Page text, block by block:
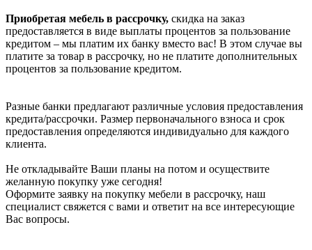
Приобретая мебель в рассрочку, скидка на заказ
предоставляется в виде выплаты процентов за пользование
кредитом – мы платим их банку вместо вас! В этом случае вы
платите за товар в рассрочку, но не платите дополнительных
процентов за пользование кредитом.
Разные банки предлагают различные условия предоставления
кредита/рассрочки. Размер первоначального взноса и срок
предоставления определяются индивидуально для каждого
клиента.
Не откладывайте Ваши планы на потом и осуществите
желанную покупку уже сегодня!
Оформите заявку на покупку мебели в рассрочку, наш
специалист свяжется с вами и ответит на все интересующие
Вас вопросы.